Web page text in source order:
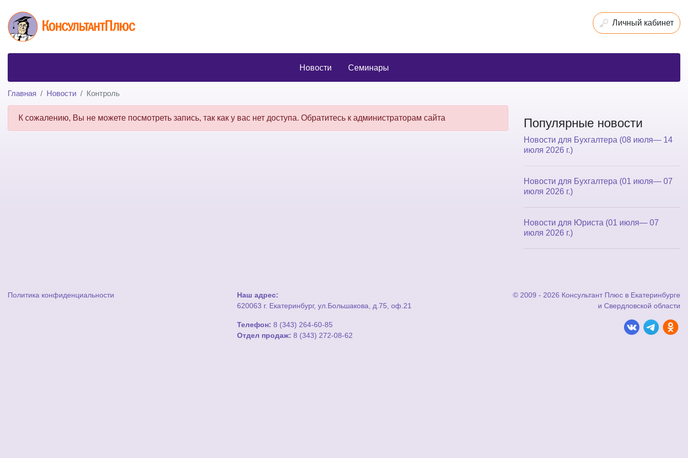
Личный кабинет
Новости Семинары
Главная Новости Контроль
К сожалению, Вы не можете посмотреть запись, так как у вас нет доступа. Обратитесь к администраторам сайта Популярные новости
Новости для Бухгалтера (08 июля— 14
июля 2026 г.)
Новости для Бухгалтера (01 июля— 07
июля 2026 г.)
Новости для Юриста (01 июля— 07
июля 2026 г.)
Политика конфиденциальности
Наш адрес:
620063 г. Екатеринбург, ул.Большакова, д.75, оф.21
Телефон: 8 (343) 264-60-85
Отдел продаж: 8 (343) 272-08-62
© 2009 - 2026 Консультант Плюс в Екатеринбурге
и Свердловской области